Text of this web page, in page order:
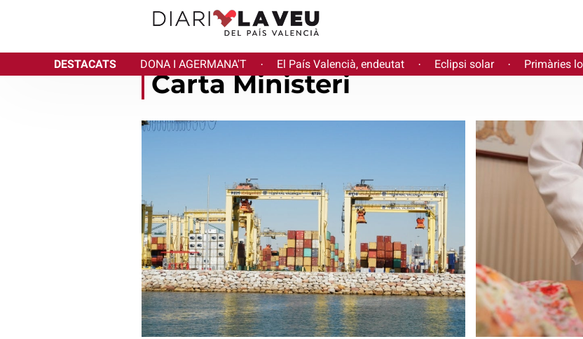
DESTACATS DONA I AGERMANA'T · El País Valencià, endeutat · Eclipsi solar · Primàries
Carta Ministeri